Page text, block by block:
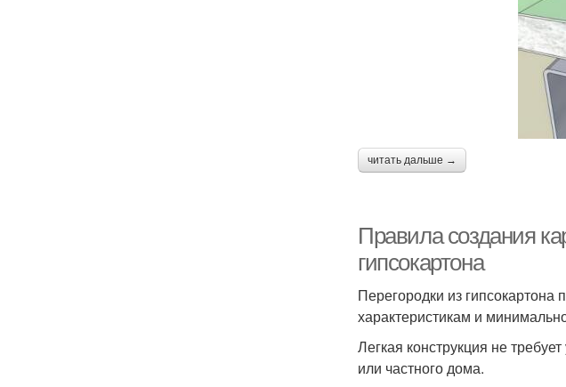
читать дальше →
Правила создания
гипсокартона
Перегородки из
характеристикам и
Легкая конструкция не
или частного дома.